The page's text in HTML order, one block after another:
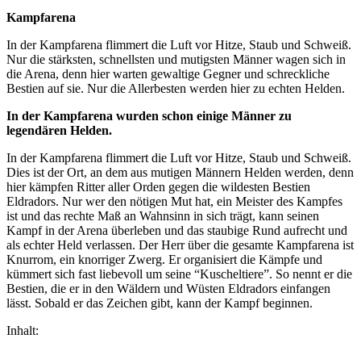
Kampfarena
In der Kampfarena flimmert die Luft vor Hitze, Staub und Schweiß.
Nur die stärksten, schnellsten und mutigsten Männer wagen sich in
die Arena, denn hier warten gewaltige Gegner und schreckliche
Bestien auf sie. Nur die Allerbesten werden hier zu echten Helden.
In der Kampfarena wurden schon einige Männer zu
legendären Helden.
In der Kampfarena flimmert die Luft vor Hitze, Staub und Schweiß.
Dies ist der Ort, an dem aus mutigen Männern Helden werden, denn
hier kämpfen Ritter aller Orden gegen die wildesten Bestien
Eldradors. Nur wer den nötigen Mut hat, ein Meister des Kampfes
ist und das rechte Maß an Wahnsinn in sich trägt, kann seinen
Kampf in der Arena überleben und das staubige Rund aufrecht und
als echter Held verlassen. Der Herr über die gesamte Kampfarena ist
Knurrom, ein knorriger Zwerg. Er organisiert die Kämpfe und
kümmert sich fast liebevoll um seine “Kuscheltiere”. So nennt er die
Bestien, die er in den Wäldern und Wüsten Eldradors einfangen
lässt. Sobald er das Zeichen gibt, kann der Kampf beginnen.
Inhalt: